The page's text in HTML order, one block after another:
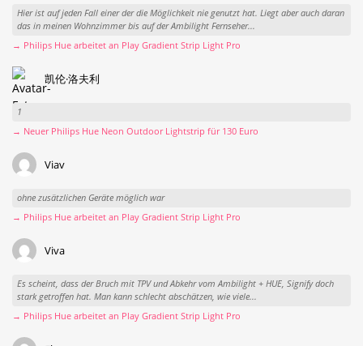
Hier ist auf jeden Fall einer der die Möglichkeit nie genutzt hat. Liegt aber auch daran
das in meinen Wohnzimmer bis auf der Ambilight Fernseher...
→ Philips Hue arbeitet an Play Gradient Strip Light Pro
凯伦·洛夫利
1
→ Neuer Philips Hue Neon Outdoor Lightstrip für 130 Euro
Viav
ohne zusätzlichen Geräte möglich war
→ Philips Hue arbeitet an Play Gradient Strip Light Pro
Viva
Es scheint, dass der Bruch mit TPV und Abkehr vom Ambilight + HUE, Signify doch
stark getroffen hat. Man kann schlecht abschätzen, wie viele...
→ Philips Hue arbeitet an Play Gradient Strip Light Pro